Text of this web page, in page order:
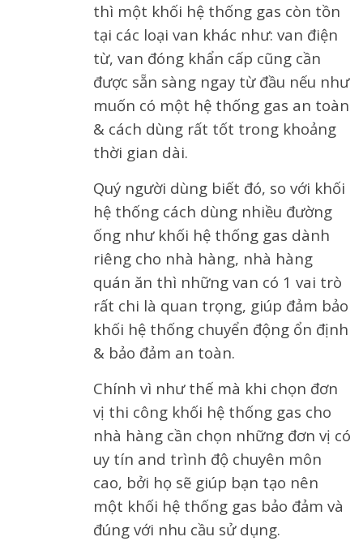
thì một khối hệ thống gas còn tồn
tại các loại van khác như: van điện
từ, van đóng khẩn cấp cũng cần
được sẵn sàng ngay từ đầu nếu như
muốn có một hệ thống gas an toàn
& cách dùng rất tốt trong khoảng
thời gian dài.
Quý người dùng biết đó, so với khối
hệ thống cách dùng nhiều đường
ống như khối hệ thống gas dành
riêng cho nhà hàng, nhà hàng
quán ăn thì những van có 1 vai trò
rất chi là quan trọng, giúp đảm bảo
khối hệ thống chuyển động ổn định
& bảo đảm an toàn.
Chính vì như thế mà khi chọn đơn
vị thi công khối hệ thống gas cho
nhà hàng cần chọn những đơn vị có
uy tín and trình độ chuyên môn
cao, bởi họ sẽ giúp bạn tạo nên
một khối hệ thống gas bảo đảm và
đúng với nhu cầu sử dụng.